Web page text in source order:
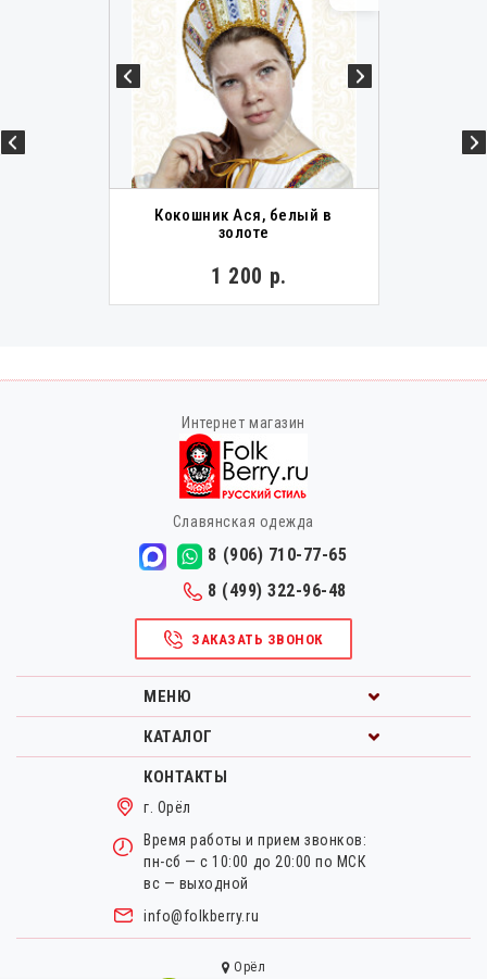
Кокошник Ася, белый в
золоте
1 200 р.
Интернет магазин
Славянская одежда
8 (906) 710-77-65
8 (499) 322-96-48
ЗАКАЗАТЬ ЗВОНОК
МЕНЮ
КАТАЛОГ
КОНТАКТЫ
г. Орёл
Время работы и прием звонков:
пн-сб — с 10:00 до 20:00 по МСК
вс — выходной
info@folkberry.ru
Орёл